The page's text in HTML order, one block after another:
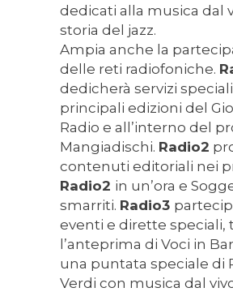
dedicati alla musica dal
storia del jazz.
Ampia anche la
delle reti radiofoniche.
dedicherà servizi
principali edizioni del
Radio e all’interno del
Mangiadischi. Radio2
contenuti editoriali nei
Radio2 in un’ora e
smarriti. Radio3
eventi e dirette speciali,
l’anteprima di Voci in
una puntata speciale di
Verdi con musica dal